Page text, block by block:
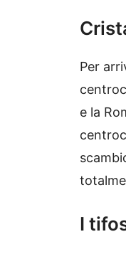
Per
e la
I